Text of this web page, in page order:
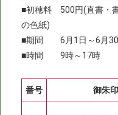
■初穂料 500円(直
の色紙)
■期間 6月1日～6月30
■時間 9時～17時
番号 御朱